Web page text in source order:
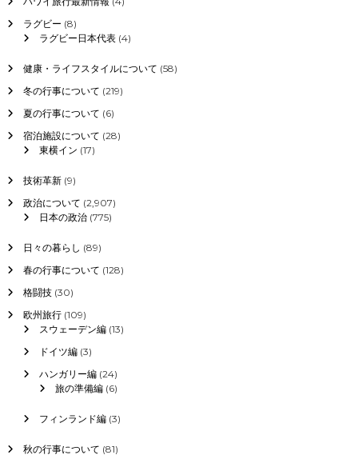
ラグビー (8)
ラグビー日本代表(4)
健康・ライフスタイルについて (58)
冬の行事について (219)
夏の行事について (6)
宿泊施設について (28)
東横イン (17)
技術革新(9)
政治について (2,907)
日本の政治(775)
日々の暮らし (89)
春の行事について (128)
格闘技(30)
欧州旅行(109)
スウェーデン編(13)
ドイツ編(3)
ハンガリー編(24)
旅の準備編(6)
フィンランド編(3)
秋の行事について (81)